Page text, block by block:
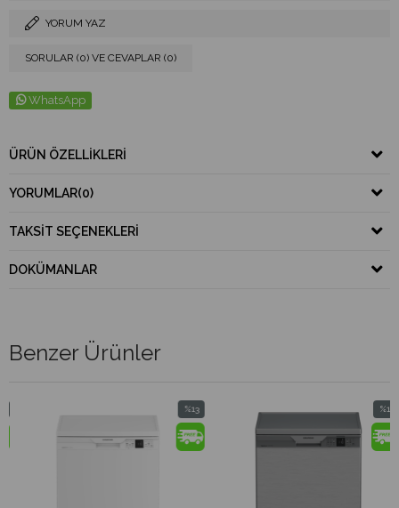
YORUM YAZ
SORULAR (0) VE CEVAPLAR (0)
WhatsApp
ÜRÜN ÖZELLIKLERI
YORUMLAR(0)
TAKSIT SEÇENEKLERI
DOKÜMANLAR
Benzer Ürünler
%13İndirim
%13İndirim